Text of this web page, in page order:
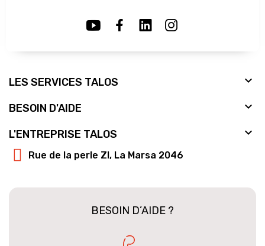
LES SERVICES TALOS 
BESOIN D'AIDE 
L'ENTREPRISE TALOS 
Rue de la perle ZI, La Marsa 2046
BESOIN D’AIDE ?